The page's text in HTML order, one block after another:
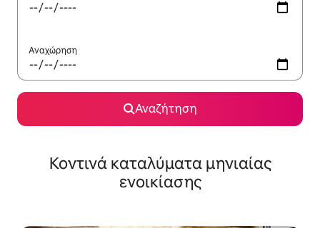
Αναχώρηση
Αναζήτηση
Κοντινά καταλύματα μηνιαίας
ενοικίασης